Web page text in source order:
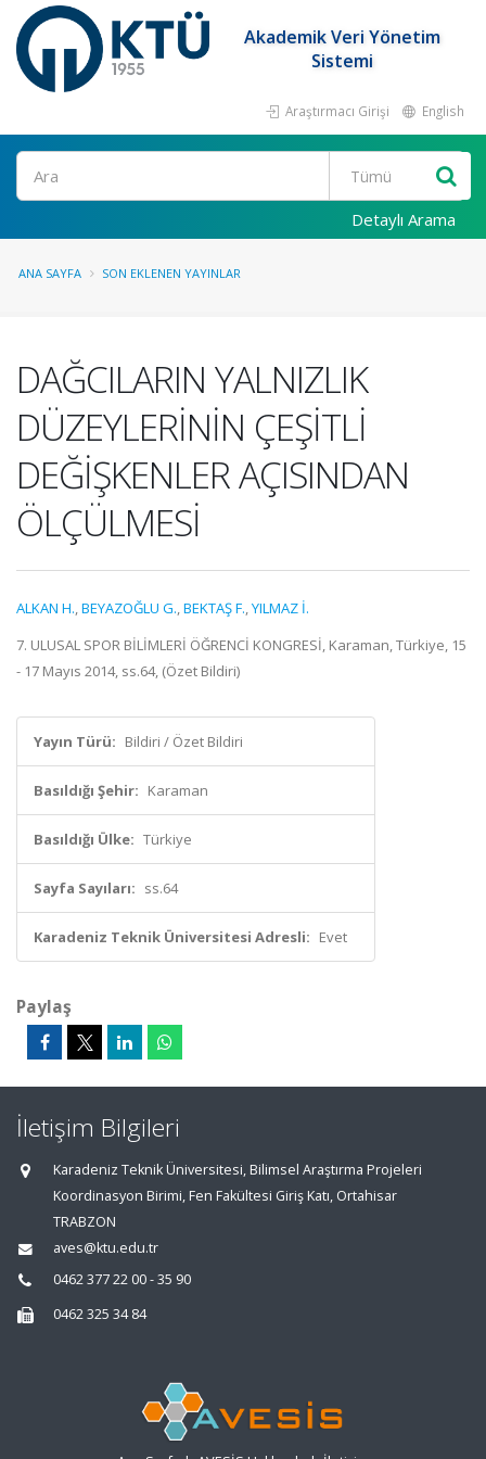
Akademik Veri Yönetim
Sistemi
Araştırmacı Girişi English
Ara
Detaylı Arama
ANA SAYFA SON EKLENEN YAYINLAR
DAĞCILARIN YALNIZLIK
DÜZEYLERİNİN ÇEŞİTLİ
DEĞİŞKENLER AÇISINDAN
ÖLÇÜLMESİ
ALKAN H.,BEYAZOĞLU G.,BEKTAŞ F.,YILMAZ İ.
7. ULUSAL SPOR BİLİMLERİ ÖĞRENCİ KONGRESİ, Karaman, Türkiye, 15
- 17 Mayıs 2014, ss.64, (Özet Bildiri)
Yayın Türü: Bildiri / Özet Bildiri
Basıldığı Şehir: Karaman
Basıldığı Ülke: Türkiye
Sayfa Sayıları: ss.64
Karadeniz Teknik Üniversitesi Adresli: Evet
Paylaş
İletişim Bilgileri
Karadeniz Teknik Üniversitesi, Bilimsel Araştırma Projeleri
Koordinasyon Birimi, Fen Fakültesi Giriş Katı, Ortahisar
TRABZON
aves@ktu.edu.tr
0462 377 22 00 - 35 90
0462 325 34 84